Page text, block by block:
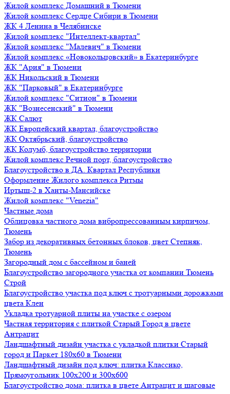
Жилой комплекс Домашний в Тюмени
Жилой комплекс Сердце Сибири в Тюмени
ЖК 4 Ленина в Челябинске
Жилой комплекс "Интеллект-квартал"
Жилой комплекс "Малевич" в Тюмени
Жилой комплекс «Новокольцовский» в Екатеринбурге
ЖК "Ария" в Тюмени
ЖК Никольский в Тюмени
ЖК "Парковый" в Екатеринбурге
Жилой комплекс "Ситион" в Тюмени
ЖК "Вознесенский" в Тюмени
ЖК Салют
ЖК Европейский квартал, благоустройство
ЖК Октябрьский, благоустройство
ЖК Колумб, благоустройство территории
Жилой комплекс Речной порт, благоустройство
Благоустройство в ДА. Квартал Республики
Оформление Жилого комплекса Ритмы
Иртыш-2 в Ханты-Мансийске
Жилой комплекс "Venezia"
Частные дома
Облицовка частного дома вибропрессованным кирпичом,
Тюмень
Забор из декоративных бетонных блоков, цвет Степняк,
Тюмень
Загородный дом с бассейном и баней
Благоустройство загородного участка от компании Тюмень
Строй
Благоустройство участка под ключ с тротуарными дорожками
цвета Клен
Укладка тротуарной плиты на участке с озером
Частная территория с плиткой Старый Город в цвете
Антрацит
Ландшафтный дизайн участка с укладкой плитки Старый
город и Паркет 180х60 в Тюмени
Ландшафтный дизайн под ключ: плитка Классико,
Прямоугольник 100х200 и 300х600
Благоустройство дома: плитка в цвете Антрацит и шаговые